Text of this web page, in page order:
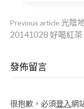
Previous article 光陰
20141028 好喝紅茶
發佈留言
很抱歉，必須登入網